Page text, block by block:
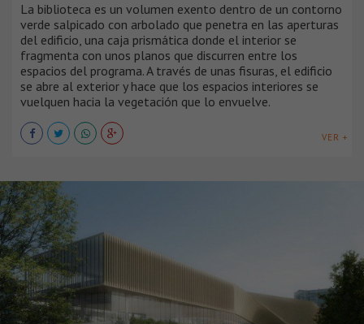
La biblioteca es un volumen exento dentro de un contorno
verde salpicado con arbolado que penetra en las aperturas
del edificio, una caja prismática donde el interior se
fragmenta con unos planos que discurren entre los
espacios del programa. A través de unas fisuras, el edificio
se abre al exterior y hace que los espacios interiores se
vuelquen hacia la vegetación que lo envuelve.
VER +